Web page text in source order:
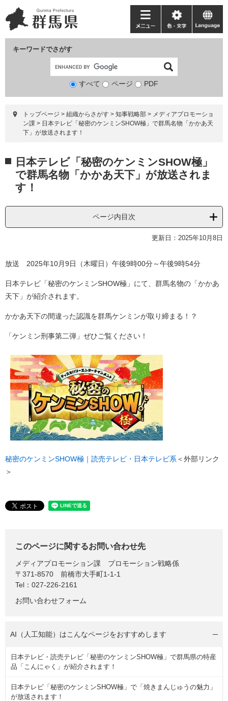
ー
ジ
ニ
ュ
て
キーワードでさがす
検
象
すべて ページ PDF
メ
ニ
ー
色・
文
language
トップページ > 組織からさがす > 知事戦略部 > メディアプロモーショ
ン課 > 日本テレビ「秘密のケンミンSHOW極」で群馬名物「かかあ天
下」が放送されます！
文
日本テレビ「秘密のケンミンSHOW極」
で群馬名物「かかあ天下」が放送されま
す！
ページ内目次
更新日：2025年10月8日
放送 2025年10月9日（木曜日）午後9時00分～午後9時54分
日本テレビ「秘密のケンミンSHOW極」にて、群馬名物の「かかあ
天下」が紹介されます。
かかあ天下の間違った認識を群馬ケンミンが取り締まる！？
「ケンミン刑事第二弾」ぜひご覧ください！
秘密のケンミンSHOW極｜読売テレビ・日本テレビ系 ＜外部リンク
＞
このページに関するお問い合わせ先
メディアプロモーション課
プロモーション戦略係
〒371-8570
前橋市大手町1-1-1
Tel：027-226-2161
お問い合わせフォーム
AI（人工知能）はこんなページをおすすめします
日本テレビ・読売テレビ「秘密のケンミンSHOW極」で群馬県の特産
品「こんにゃく」が紹介されます！
日本テレビ「秘密のケンミンSHOW極」で「焼きまんじゅうの魅力」
が放送されます！